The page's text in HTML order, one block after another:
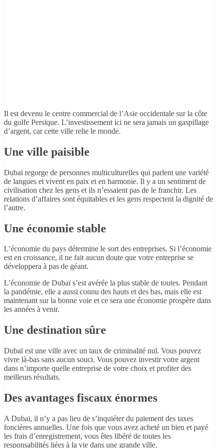
Il est devenu le centre commercial de l’Asie occidentale sur la côte
du golfe Persique. L’investissement ici ne sera jamais un gaspillage
d’argent, car cette ville relie le monde.
Une ville paisible
Dubaï regorge de personnes multiculturelles qui parlent une variété
de langues et vivent en paix et en harmonie. Il y a un sentiment de
civilisation chez les gens et ils n’essaient pas de le franchir. Les
relations d’affaires sont équitables et les gens respectent la dignité de
l’autre.
Une économie stable
L’économie du pays détermine le sort des entreprises. Si l’économie
est en croissance, il ne fait aucun doute que votre entreprise se
développera à pas de géant.
L’économie de Dubaï s’est avérée la plus stable de toutes. Pendant
la pandémie, elle a aussi connu des hauts et des bas, mais elle est
maintenant sur la bonne voie et ce sera une économie prospère dans
les années à venir.
Une destination sûre
Dubaï est une ville avec un taux de criminalité nul. Vous pouvez
vivre là-bas sans aucun souci. Vous pouvez investir votre argent
dans n’importe quelle entreprise de votre choix et profiter des
meilleurs résultats.
Des avantages fiscaux énormes
A Dubaï, il n’y a pas lieu de s’inquiéter du paiement des taxes
foncières annuelles. Une fois que vous avez acheté un bien et payé
les frais d’enregistrement, vous êtes libéré de toutes les
responsabilités liées à la vie dans une grande ville.